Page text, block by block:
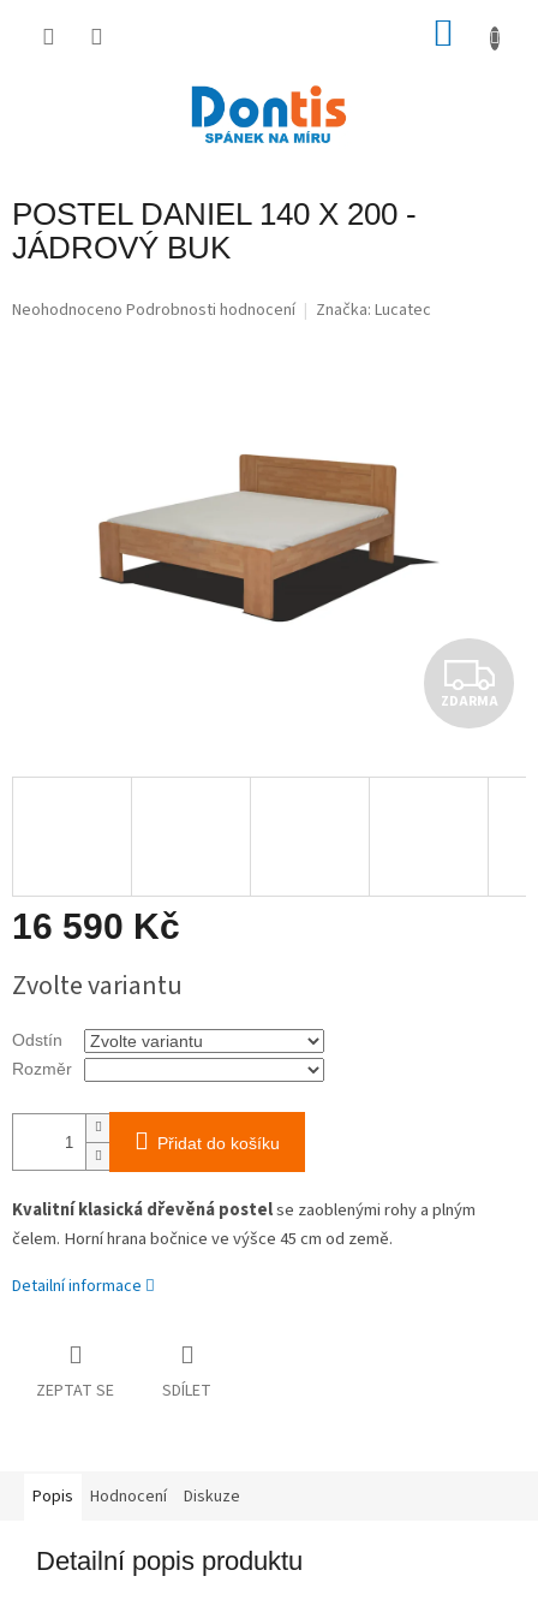
POSTEL DANIEL 140 X 200 -
JÁDROVÝ BUK
Průměrné
Neohodnoceno Podrobnosti hodnocení Značka: Lucatec
Z
D
A
ZDARMA
16 590 Kč
cena:
Zvolte variantu
Odstín
Rozměr
Přidat do košíku
Kvalitní klasická dřevěná postelse zaoblenými rohy a plným
čelem. Horní hrana bočnice ve výšce 45 cm od země.
Detailní informace
ZEPTAT SE SDÍLET
Popis Hodnocení Diskuze
Detailní popis produktu